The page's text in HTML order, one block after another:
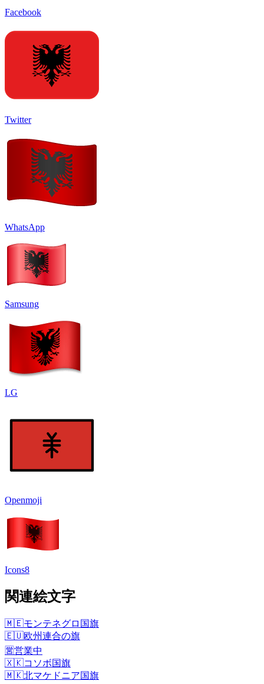
Facebook
Twitter
WhatsApp
Samsung
LG
Openmoji
Icons8
関連絵文字
🇲🇪モンテネグロ国旗
🇪🇺欧州連合の旗
🈺営業中
🇽🇰コソボ国旗
🇲🇰北マケドニア国旗